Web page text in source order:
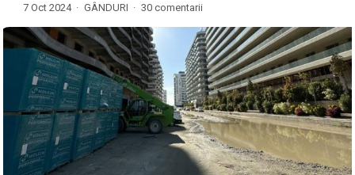
7 Oct 2024 · GÂNDURI · 30 comentarii